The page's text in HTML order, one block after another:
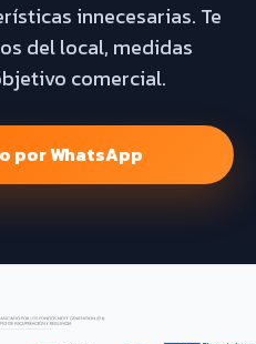
innecesarias. Te
del local, medidas
comercial.
por WhatsApp